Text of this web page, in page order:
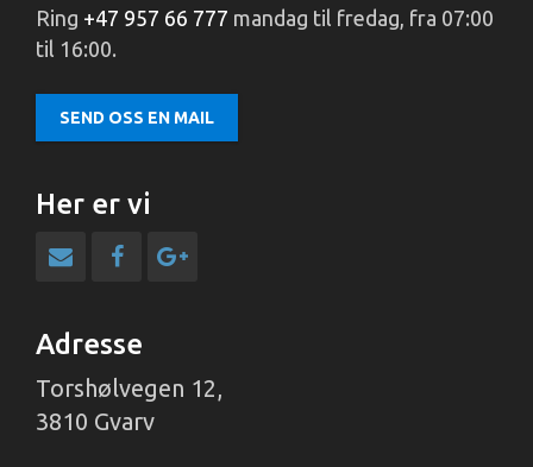
Ring +47 957 66 777 mandag til fredag, fra 07:00
til 16:00.
SEND OSS EN MAIL
Her er vi
Adresse
Torshølvegen 12,
3810 Gvarv